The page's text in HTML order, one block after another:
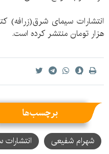
هزار تومان منتشر کرده است.
برچسب‌ها
شهرام شفیعی